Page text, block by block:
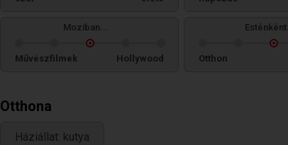
Moziban...
Művészfilmek Hollywood Otthon
Otthona
Háziállat: kutya